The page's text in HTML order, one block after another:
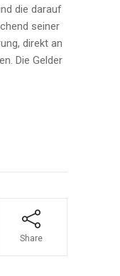
die darauf
seiner
direkt an
Die Gelder
Share